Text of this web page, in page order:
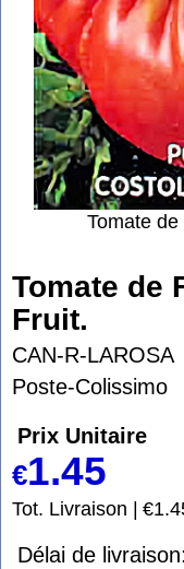
Tomate
Tomate de
Fruit.
CAN-R-LAROSA
Poste-Colissimo
Prix Unitaire
€1.45
Tot. Livraison
Délai de livraison: